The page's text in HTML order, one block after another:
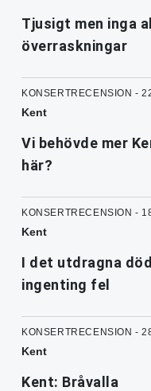
Tjusigt men inga
överraskningar
KONSERTRECENSION -
Kent
Vi behövde mer
här?
KONSERTRECENSION -
Kent
I det utdragna
ingenting fel
KONSERTRECENSION -
Kent
Kent: Bråvalla